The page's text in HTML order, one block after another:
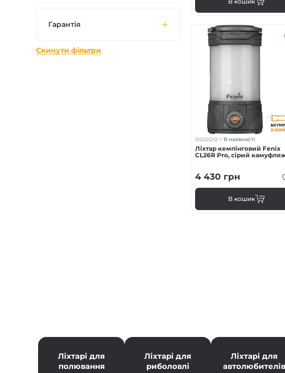
В наявності
Ліхтар кемпінговий Fenix
CL26R Pro, сірий
4 430 грн
В кошик
Гарантія
Скинути фільтри
Ліхтарі для
полювання
Ліхтарі для
риболовлі
Ліхтарі для
автолюбителів